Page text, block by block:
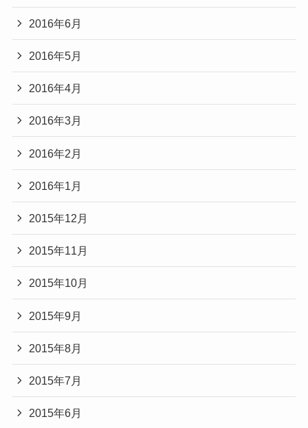
2016年6月
2016年5月
2016年4月
2016年3月
2016年2月
2016年1月
2015年12月
2015年11月
2015年10月
2015年9月
2015年8月
2015年7月
2015年6月